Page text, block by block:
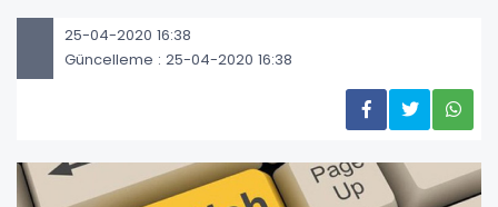
25-04-2020 16:38
Güncelleme : 25-04-2020 16:38